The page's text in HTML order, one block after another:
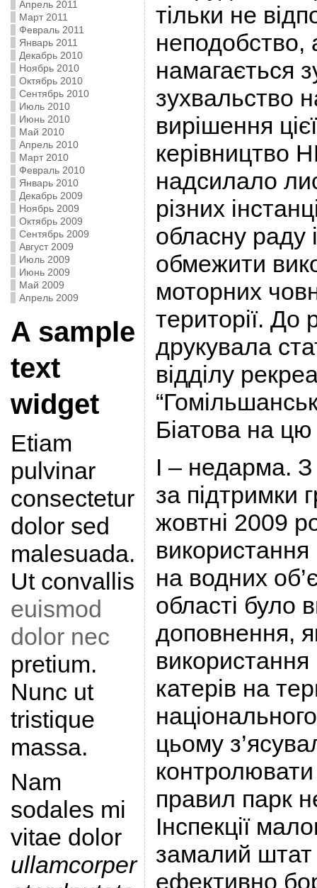
Апрель 2011
Март 2011
Февраль 2011
Январь 2011
Декабрь 2010
Ноябрь 2010
Октябрь 2010
Сентябрь 2010
Июль 2010
Июнь 2010
Май 2010
Апрель 2010
Март 2010
Февраль 2010
Январь 2010
Декабрь 2009
Ноябрь 2009
Октябрь 2009
Сентябрь 2009
Август 2009
Июль 2009
Июнь 2009
Май 2009
Апрель 2009
A sample
text
widget
Etiam
pulvinar
consectetur
dolor sed
malesuada.
Ut convallis
euismod
dolor nec
pretium.
Nunc ut
tristique
massa.
Nam
sodales mi
vitae dolor
ullamcorper
тільки не
неподобство,
намагається
зухвальство
вирішення
керівництво
надсилало
різних
обласну раду
обмежити
моторних
території. До
друкувала
відділу
Біатова на
І – недарма. З
за підтримки
жовтні 2009
на водних
області було
доповнення,
використання
катерів на
цьому
правил парк
Інспекції
замалий
ефективно